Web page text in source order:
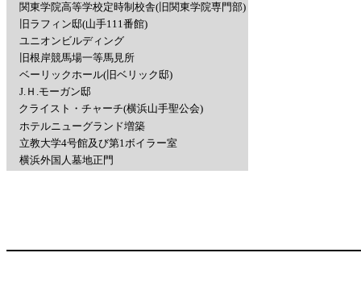
関東学院高等学校定時制校舎(旧関東学院専門部)
旧ラフィン邸(山手111番館)
ユニオンビルディング
旧根岸競馬場一等馬見所
ベーリックホール(旧ベリック邸)
J.Ｈ.モーガン邸
クライスト・チャーチ(横浜山手聖公会)
ホテルニューグランド増築
立教大学4号館及び第1ボイラー室
横浜外国人墓地正門